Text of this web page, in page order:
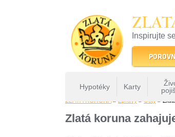
Inspirujte
22 let
Hypotéky Karty
ZLATÁ KORUNA» Zprávy » Účty »
Zlatá koruna